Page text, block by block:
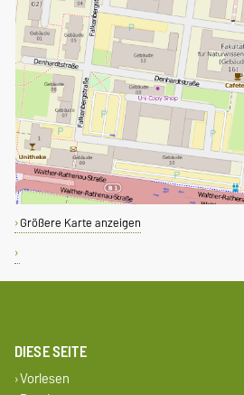
Größere Karte anzeigen
DIESE SEITE
Vorlesen